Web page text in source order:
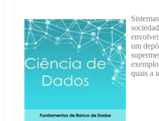
um
quais a